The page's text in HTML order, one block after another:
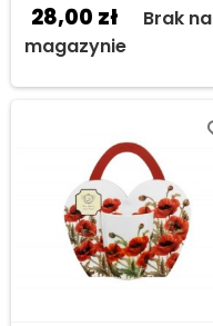
28,00 zł
Brak na
magazynie